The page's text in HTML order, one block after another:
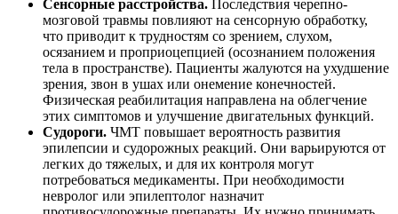
Сенсорные расстройства. Последствия черепно-
мозговой травмы повлияют на сенсорную обработку,
что приводит к трудностям со зрением, слухом,
осязанием и проприоцепцией (осознанием положения
тела в пространстве). Пациенты жалуются на ухудшение
зрения, звон в ушах или онемение конечностей.
Физическая реабилитация направлена на облегчение
этих симптомов и улучшение двигательных функций.
Судороги. ЧМТ повышает вероятность развития
эпилепсии и судорожных реакций. Они варьируются от
легких до тяжелых, и для их контроля могут
потребоваться медикаменты. При необходимости
невролог или эпилептолог назначит